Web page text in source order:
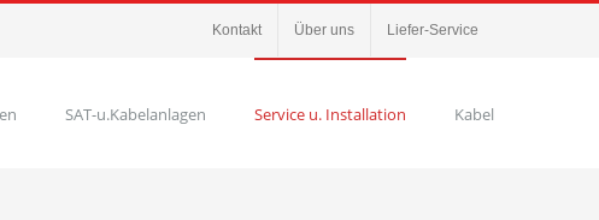
Kontakt Über uns Liefer-Service
SAT-u.Kabelanlagen Service u. Installation Kabel